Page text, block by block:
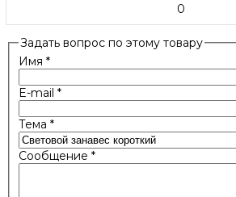
0
Задать вопрос по этому товару
Имя *
E-mail *
Тема *
Сообщение *